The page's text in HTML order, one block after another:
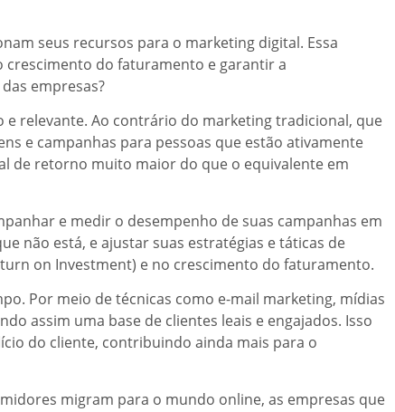
seus recursos para o marketing digital. Essa
crescimento do faturamento e garantir a
empresas?
relevante. Ao contrário do marketing tradicional, que
e campanhas para pessoas que estão ativamente
de retorno muito maior do que o equivalente em
e medir o desempenho de suas campanhas em
não está, e ajustar suas estratégias e táticas de
on Investment) e no crescimento do faturamento.
Por meio de técnicas como e-mail marketing, mídias
assim uma base de clientes leais e engajados. Isso
do cliente, contribuindo ainda mais para o
migram para o mundo online, as empresas que